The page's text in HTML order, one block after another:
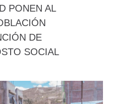
PONEN AL
DE
SOCIAL